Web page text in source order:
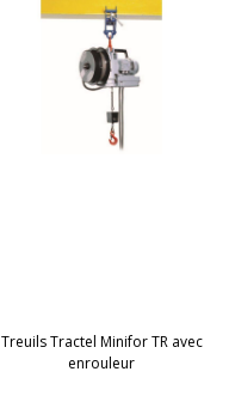
Treuils Tractel Minifor TR avec
enrouleur